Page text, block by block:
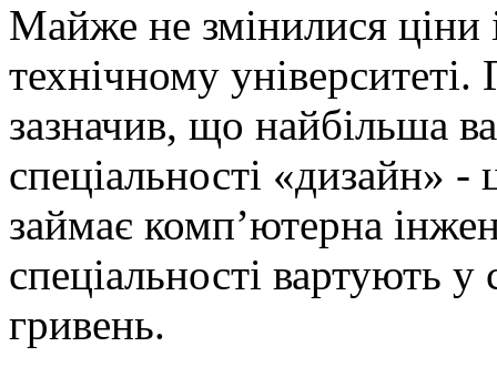
Майже не змінилися ціни
технічному університеті.
зазначив, що найбільша
спеціальності «дизайн» -
займає комп’ютерна
спеціальності вартують
гривень.